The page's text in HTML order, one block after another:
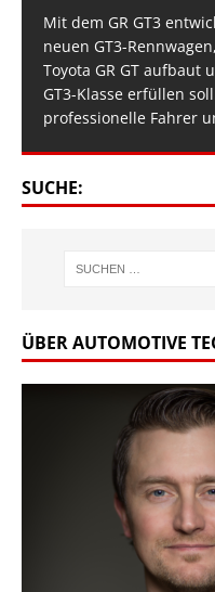
Mit dem GR GT3
neuen GT3-
Toyota GR GT aufbaut
GT3-Klasse erfüllen
professionelle Fahrer
SUCHE:
ÜBER AUTOMOTIVE